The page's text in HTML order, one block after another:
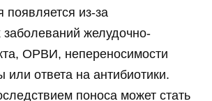
появляется из-за
желудочно-
ОРВИ, непереносимости
или ответа на антибиотики.
поноса может стать